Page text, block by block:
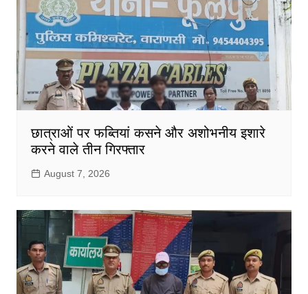
छात्राओं पर फब्तियां कसने और अशोभनीय इशारे
करने वाले तीन गिरफ्तार
August 7, 2026